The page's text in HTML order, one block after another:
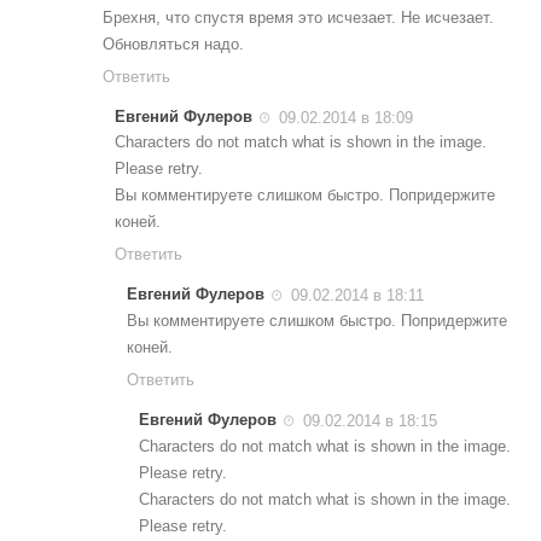
Брехня, что спустя время это исчезает. Не исчезает.
Обновляться надо.
Ответить
Евгений Фулеров
09.02.2014 в 18:09
Characters do not match what is shown in the image.
Please retry.
Вы комментируете слишком быстро. Попридержите
коней.
Ответить
Евгений Фулеров
09.02.2014 в 18:11
Вы комментируете слишком быстро. Попридержите
коней.
Ответить
Евгений Фулеров
09.02.2014 в 18:15
Characters do not match what is shown in the image.
Please retry.
Characters do not match what is shown in the image.
Please retry.